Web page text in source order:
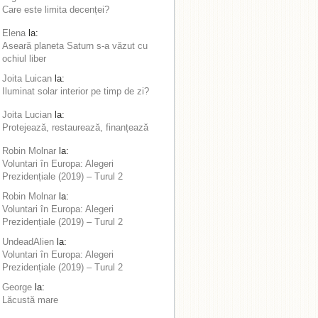
Care este limita decenței?
Elena la:
Aseară planeta Saturn s-a văzut cu
ochiul liber
Joita Luican la:
Iluminat solar interior pe timp de zi?
Joita Lucian la:
Protejează, restaurează, finanțează
Robin Molnar la:
Voluntari în Europa: Alegeri
Prezidențiale (2019) – Turul 2
Robin Molnar la:
Voluntari în Europa: Alegeri
Prezidențiale (2019) – Turul 2
UndeadAlien la:
Voluntari în Europa: Alegeri
Prezidențiale (2019) – Turul 2
George la:
Lăcustă mare